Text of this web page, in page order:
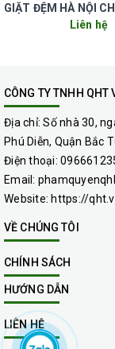
Đơn giá dịch
Nam:
+ Giặt phun hút
+ Giặt chuyên
Liên hệ
CÔNG TY TNHH QHT
Địa chỉ: Số nhà 30,
Phú Diễn, Quận Bắc
Điện thoại:
Email:
Website: https://
VỀ CHÚNG TÔI
CHÍNH SÁCH
HƯỚNG DẪN
LIÊN HỆ